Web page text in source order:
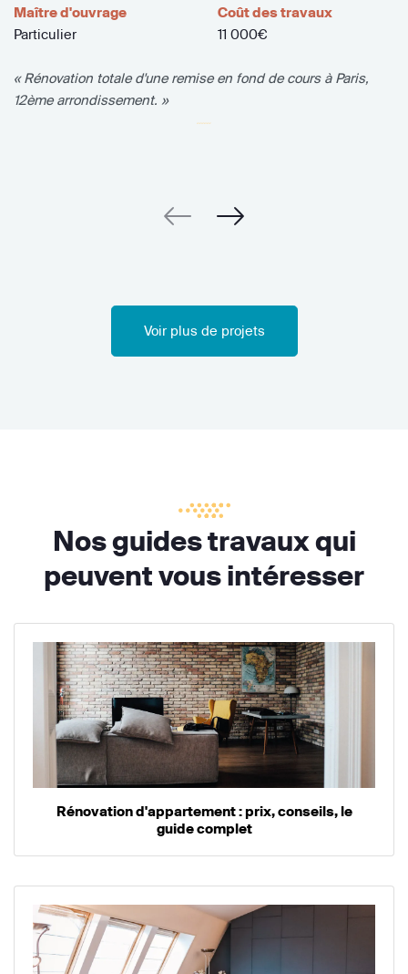
Maître d'ouvrage
Particulier
Coût des travaux
11 000€
« Rénovation totale d'une remise en fond de cours à Paris,
12ème arrondissement. »
Voir plus de projets
Nos guides travaux qui
peuvent vous intéresser
Rénovation d'appartement : prix, conseils, le
guide complet